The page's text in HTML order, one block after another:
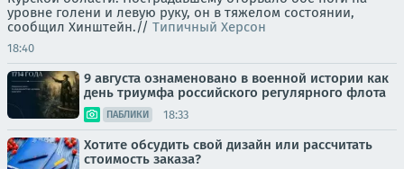
уровне голени и левую руку, он в тяжелом состоянии,
сообщил Хинштейн.// Типичный Херсон
18:40
9 августа ознаменовано в военной истории как
день триумфа российского регулярного флота
ПАБЛИКИ 18:33
Хотите обсудить свой дизайн или рассчитать
стоимость заказа?